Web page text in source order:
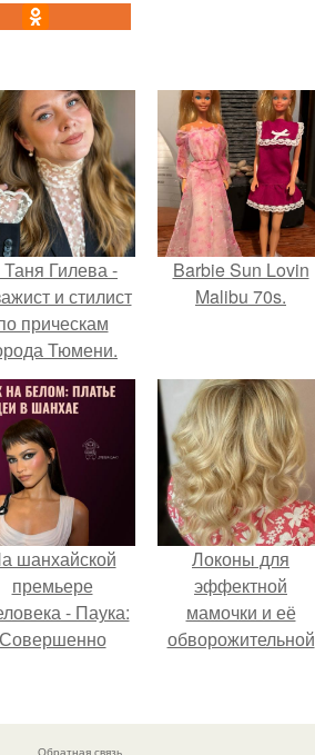
Гилева -
и стилист
прическам
Тюмени.
Barbie Sun Lovin
Malibu 70s.
шанхайской
премьере
- Паука:
Совершенно
очередной
а настоящий
Локоны для
эффектной
мамочки и её
обворожительной
Обратная связь